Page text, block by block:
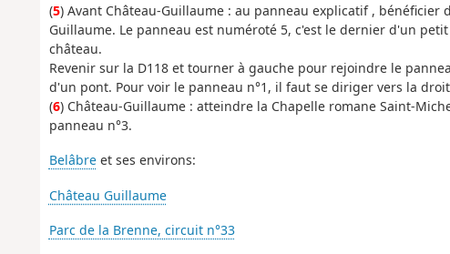
(5) Avant Château-Guillaume : au panneau explicatif ,
Guillaume. Le panneau est numéroté 5, c'est le dernier d'un
château.
Revenir sur la D118 et tourner à gauche pour rejoindre le
d'un pont. Pour voir le panneau n°1, il faut se diriger vers la
(6) Château-Guillaume : atteindre la Chapelle romane Saint-
panneau n°3.
Belâbreet ses environs:
Château Guillaume
Parc de la Brenne, circuit n°33